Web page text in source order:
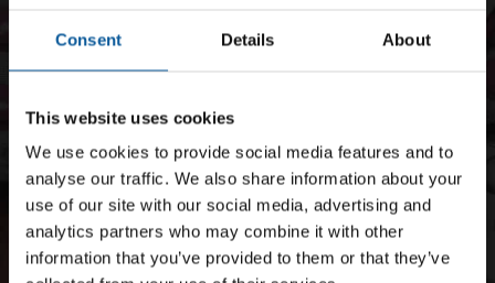
Consent Details About
This website uses cookies
We use cookies to provide social media features and to
analyse our traffic. We also share information about your
use of our site with our social media, advertising and
analytics partners who may combine it with other
information that you’ve provided to them or that they’ve
Aspekte hinweisen.
Ebenso bieten wir eine Qualitätsprüfung der
um zu gewährleisten, dass Terminologie und
Formulierungen stimmen und die Anforderungen der
nationalen Aufsichtsbehörde erfüllt sind.
HOLEN SIE EIN ANGEBOT EIN